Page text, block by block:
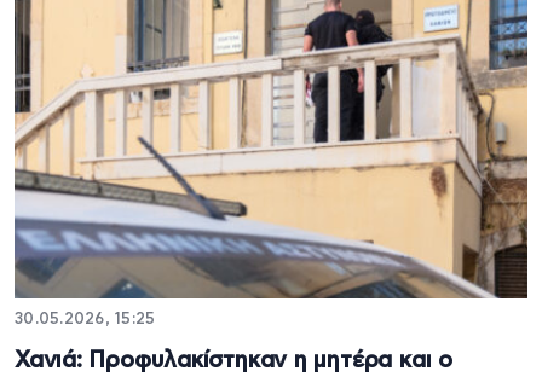
30.05.2026, 15:25
Χανιά: Προφυλακίστηκαν η μητέρα και ο